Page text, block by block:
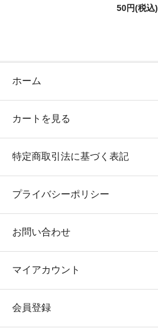
50円(税込)
ホーム
カートを見る
特定商取引法に基づく表記
プライバシーポリシー
お問い合わせ
マイアカウント
会員登録